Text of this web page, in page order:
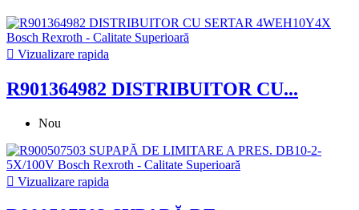
 Vizualizare rapida
R901364982 DISTRIBUITOR CU...
Nou
 Vizualizare rapida